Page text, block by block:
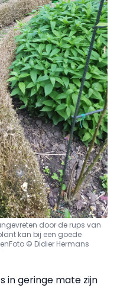
door de rups van
kan bij een goede
Foto © Didier Hermans
in geringe mate zijn